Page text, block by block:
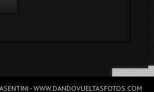
- WWW.DANDOVUELTASFOTOS.COM